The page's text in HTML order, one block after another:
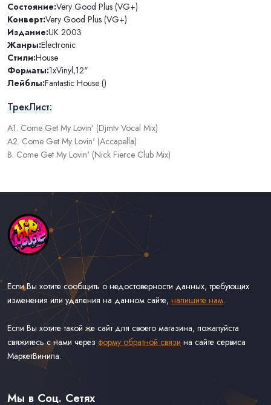
Состояние:Very Good Plus (VG+)
Конверт:Very Good Plus (VG+)
Издание:UK 2003
Жанры:Electronic
Стили:House
Форматы:1xVinyl,12"
Лейблы:Fantastic House ()
ТрекЛист:
A1. Come Get My Lovin' (Djmtv Vocal Mix)
A2. Come Get My Lovin' (Accapella)
B. Come Get My Lovin' (Nick Fierce Club Mix)
Если Вы хотите сообщить о недостоверности данных, требующих
изменения или удаления на данном сайте, напишите нам.
Если Вы хотите такой же сайт для своего магазина, пожалуйста
свяжитесь с нами через форму обратной связи на сайте сервиса
МаркетВинила.
Каталог Музыки на Виниле В Наличии
Доставка и Оплата
Мы в Соц. Сетях